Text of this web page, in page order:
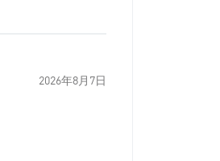
2026年8月7日